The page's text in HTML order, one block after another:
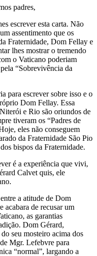
padres,
escrever esta carta. Não
assentimento que os
Fraternidade, Dom Fellay e
lhes mostrar o tremendo
o Vaticano poderiam
“Sobrevivência da
para escrever sobre isso e o
Dom Fellay. Essa
e Rio são oriundos de
tiveram os “Padres de
eles não conseguem
da Fraternidade São Pio
bispos da Fraternidade.
é a experiência que vivi,
Calvet quis, ele
a atitude de Dom
acabara de recusar um
as garantias
Dom Gérard,
seu mosteiro acima dos
Mgr. Lefebvre para
“normal”, largando a